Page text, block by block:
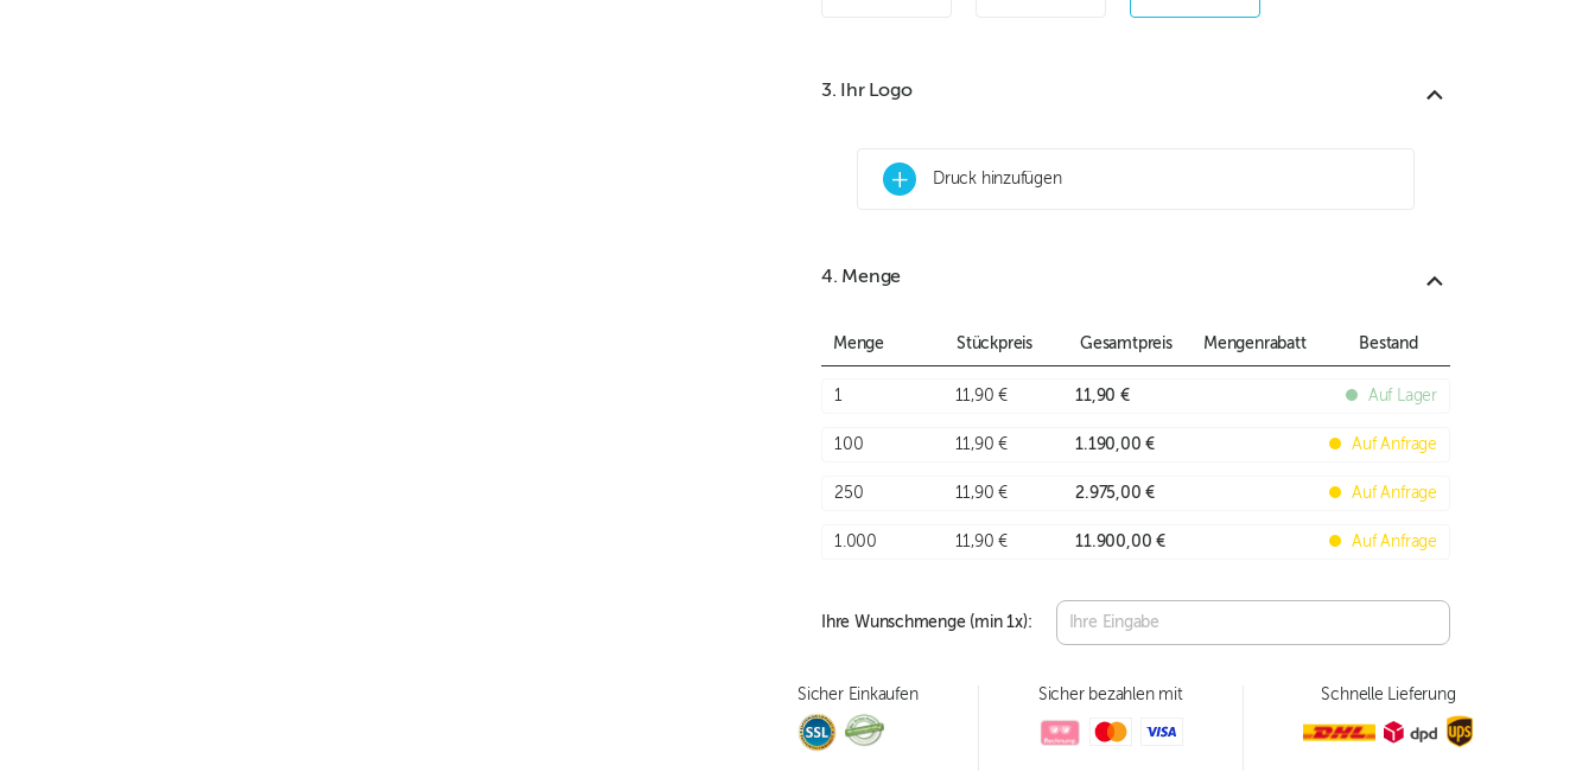
3. Ihr Logo
+ Druck hinzufügen
4. Menge
Menge Stückpreis Gesamtpreis Mengenrabatt Bestand
1 11,90 € 11,90 € Auf Lager
100 11,90 € 1.190,00 € Auf Anfrage
250 11,90 € 2.975,00 € Auf Anfrage
1.000 11,90 € 11.900,00 € Auf Anfrage
Ihre Wunschmenge (min1x):
Sicher Einkaufen Sicher bezahlen mit Schnelle Lieferung